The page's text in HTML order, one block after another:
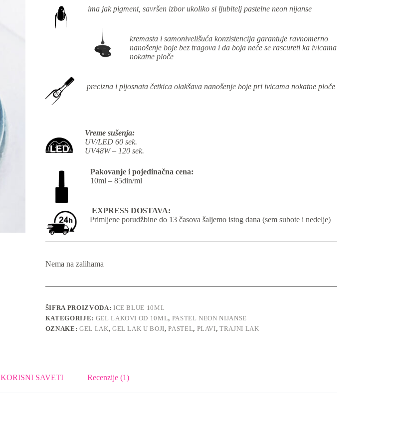
ima jak pigment, savršen izbor ukoliko si ljubitelj pastelne neon nijanse
kremasta i samonivelišuća konzistencija garantuje ravnomerno
nanošenje boje bez tragova i da boja neće se rascureti ka ivicama
nokatne ploče
precizna i pljosnata četkica olakšava nanošenje boje pri ivicama nokatne ploče
Vreme sušenja:
UV/LED 60 sek.
UV48W – 120 sek.
Pakovanje i pojedinačna cena:
10ml – 85din/ml
EXPRESS DOSTAVA:
Primljene porudžbine do 13 časova šaljemo istog dana (sem subote i nedelje)
Nema na zalihama
ŠIFRA PROIZVODA: ICE BLUE 10ML
KATEGORIJE: GEL LAKOVI OD 10ML, PASTEL NEON NIJANSE
OZNAKE: GEL LAK, GEL LAK U BOJI,PASTEL, PLAVI,TRAJNI LAK
KORISNI SAVETI Recenzije (1)